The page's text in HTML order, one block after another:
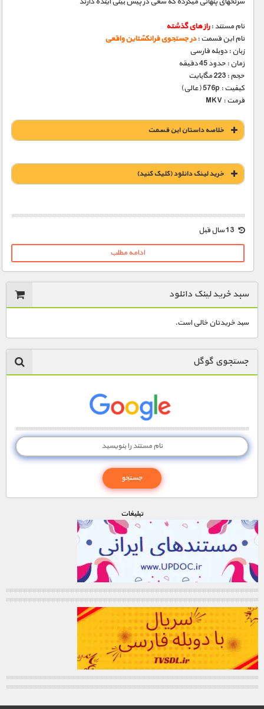
نام مستند :راز های گذشته
نام این قسمت :در جستجوی فرانکشتاین واقعی
زبان : دوبله فارسی
زمان : حدود 45 دقیقه
حجم : 223 مگابایت
کیفیت : 576p (عالی)
فرمت : MKV
خلاصه داستان این قسمت
خريد لينک دانلود (کليک کنيد)
1900 تومان – خريد لينک دانلود (افزودن به سبد خريد)
ادامه مطلب
سبد خرید لینک دانلود
سبد خریدتان خالی است.
جستجوی گوگل
تبليغات